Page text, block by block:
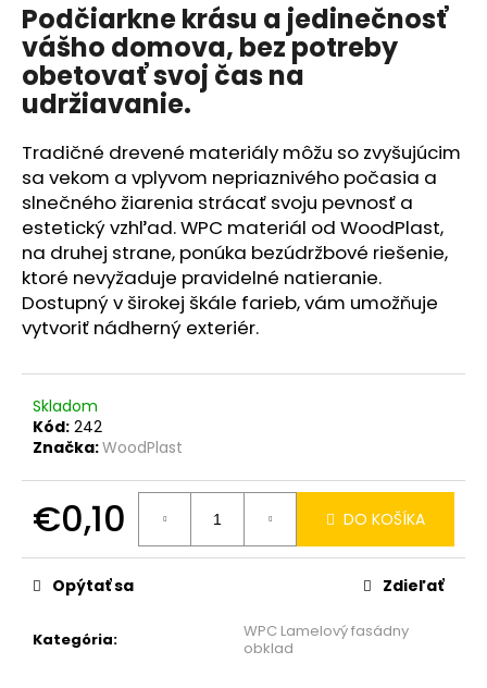
Podčiarkne krásu a jedinečnosť
vášho domova, bez potreby
obetovať svoj čas na
udržiavanie.
Tradičné drevené materiály môžu so zvyšujúcim
sa vekom a vplyvom nepriaznivého počasia a
slnečného žiarenia strácať svoju pevnosť a
estetický vzhľad. WPC materiál od WoodPlast,
na druhej strane, ponúka bezúdržbové riešenie,
ktoré nevyžaduje pravidelné natieranie.
Dostupný v širokej škále farieb, vám umožňuje
vytvoriť nádherný exteriér.
Skladom
Kód: 242
Značka:WoodPlast
€0,10 DO KOŠÍKA
Kategória:
WPC Lamelový fasádny
obklad
Opýtať sa Zdieľať